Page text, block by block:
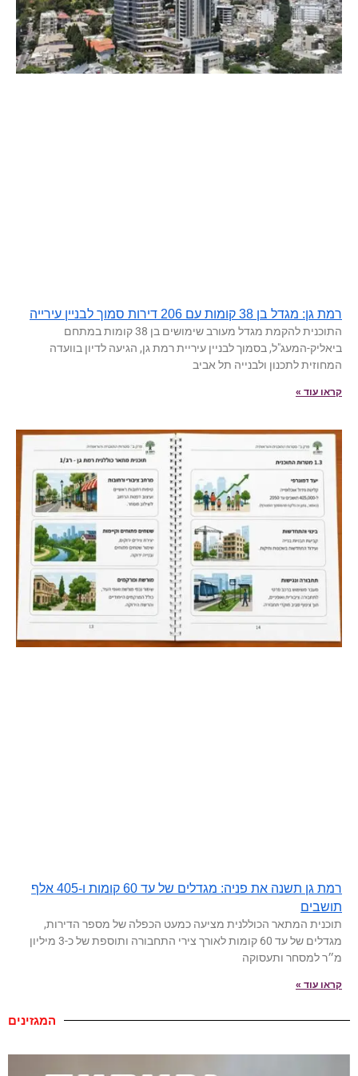
רמת גן: מגדל בן 38 קומות עם 206 דירות סמוך לבניין עירייה
התוכנית להקמת מגדל מעורב שימושים בן 38 קומות במתחם
ביאליק-המעג"ל, בסמוך לבניין עיריית רמת גן, הגיעה לדיון בוועדה
המחוזית לתכנון ולבנייה תל אביב
קראו עוד »
רמת גן תשנה את פניה: מגדלים של עד 60 קומות ו-405 אלף
תושבים
תוכנית המתאר הכוללנית מציעה כמעט הכפלה של מספר הדירות,
מגדלים של עד 60 קומות לאורך צירי התחבורה ותוספת של כ-3 מיליון
מ״ר למסחר ותעסוקה
קראו עוד »
המגזינים